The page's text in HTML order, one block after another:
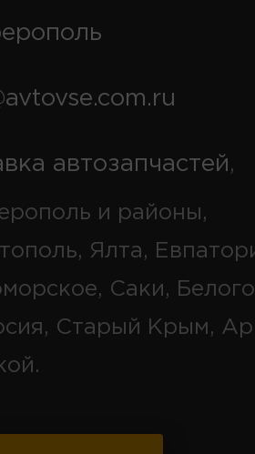
автозапчастей,
и районы,
Ялта,
Саки,
Старый Крым,